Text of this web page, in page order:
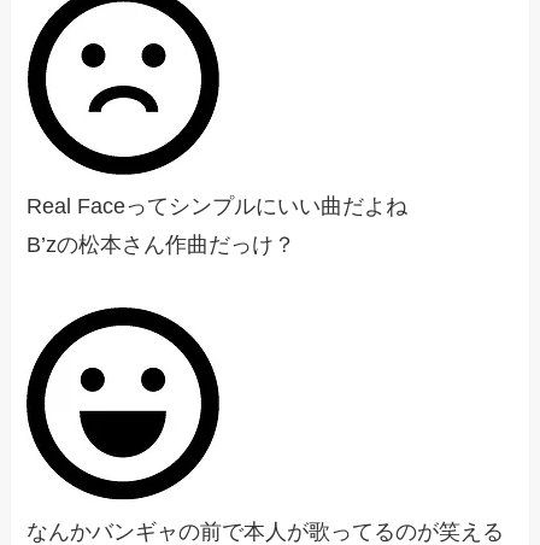
Real Faceってシンプルにいい曲だよね
B’zの松本さん作曲だっけ？
なんかバンギャの前で本人が歌ってるのが笑える